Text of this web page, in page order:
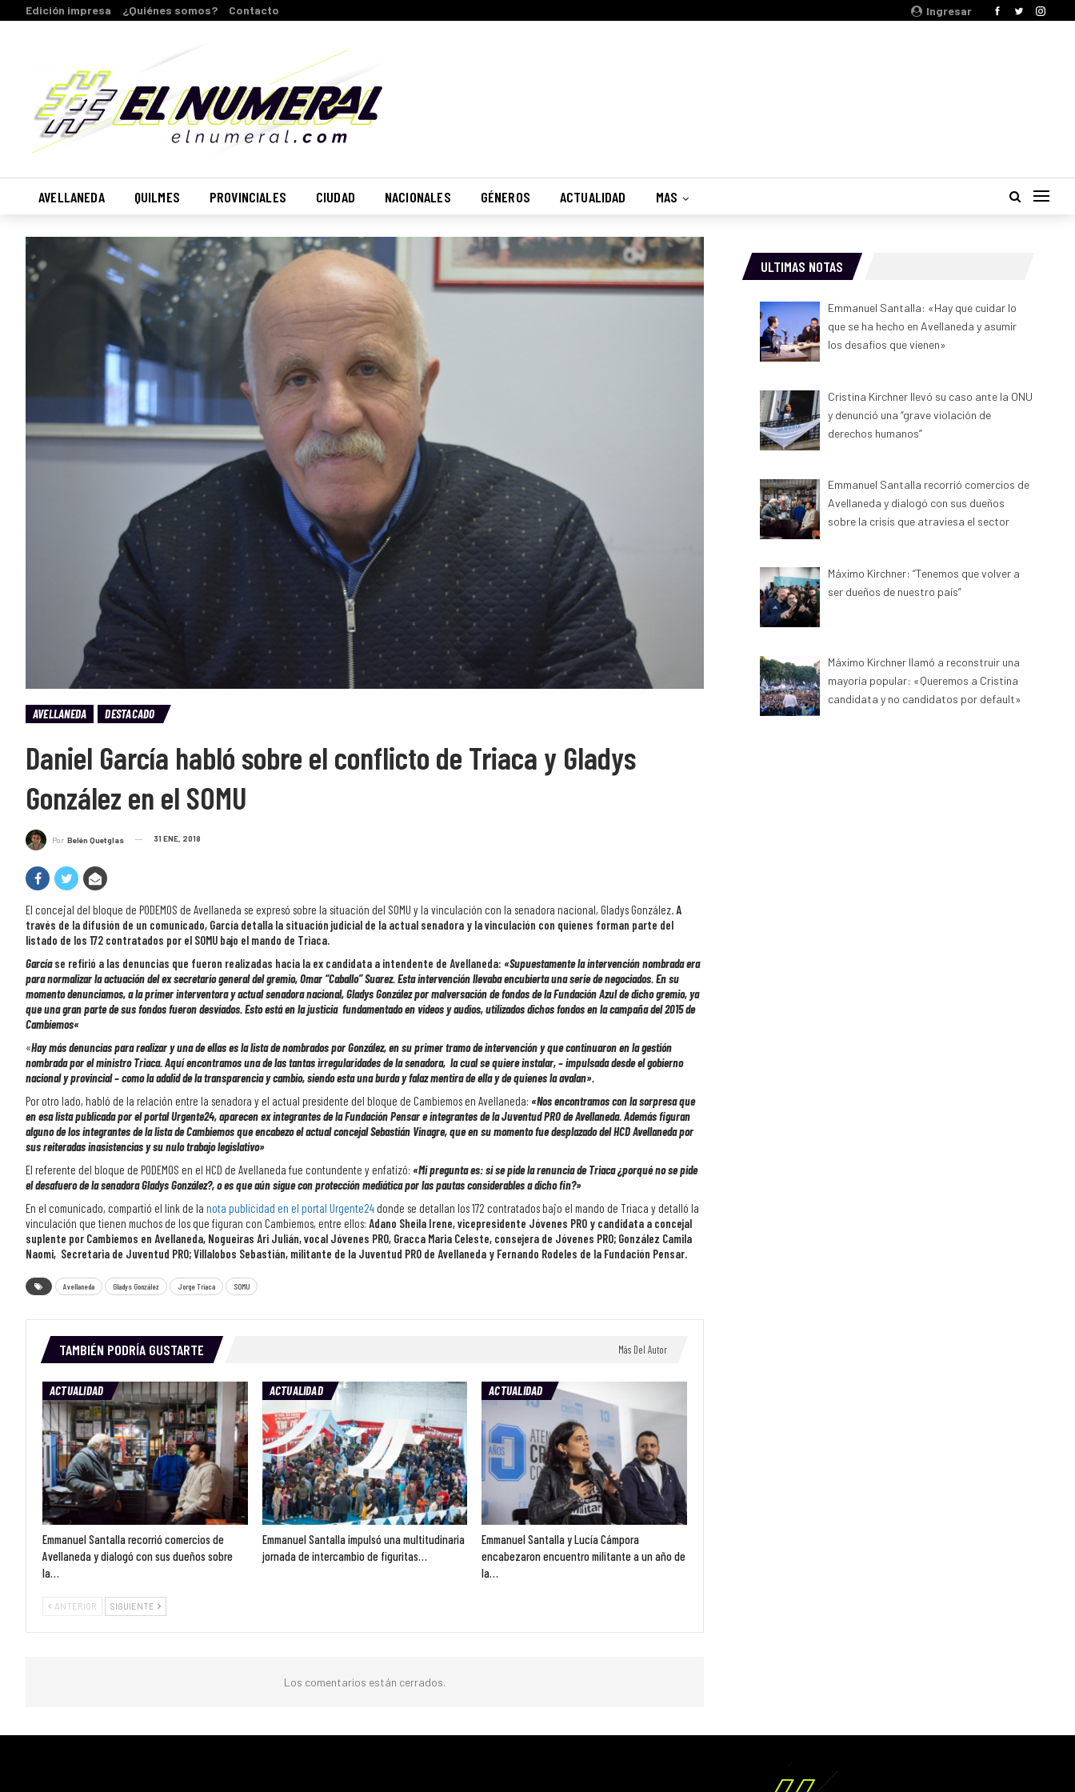
Ingresar
Edición impresa ¿Quiénes somos? Contacto
AVELLANEDA QUILMES PROVINCIALES CIUDAD NACIONALES GÉNEROS ACTUALIDAD MAS
AVELLANEDA DESTACADO
Daniel García habló sobre el conflicto de Triaca y Gladys
González en el SOMU
Por Belén Quetglas 31 ENE, 2018
El concejal del bloque de PODEMOS de Avellaneda se expresó sobre la situación del SOMU y la vinculación con la senadora nacional, Gladys González.A
través de la difusión de un comunicado, García detalla la situación judicial de la actual senadora y la vinculación con quienes forman parte del
listado de los 172 contratados por el SOMU bajo el mando de Triaca.
Garcíase refirió a las denuncias que fueron realizadas hacia la ex candidata a intendente de Avellaneda: «Supuestamente la intervención nombrada era
para normalizar la actuación del ex secretario general del gremio, Omar “Caballo” Suarez. Esta intervención llevaba encubierta una serie de negociados. En su
momento denunciamos, a la primer interventora y actual senadora nacional, Gladys González por malversación de fondos de la Fundación Azul de dicho gremio, ya
que una gran parte de sus fondos fueron desviados.Esto está en la justicia fundamentado en videos y audios, utilizados dichos fondos en la campaña del 2015 de
Cambiemos«
«Hay más denuncias para realizar y una de ellas es la lista de nombrados por González, en su primer tramo de intervención yquecontinuaron en la gestión
nombrada por el ministro Triaca. Aquí encontramos una de las tantas irregularidades de la senadora, la cual se quiere instalar, – impulsada desde el gobierno
nacional y provincial – como la adalid de la transparencia y cambio, siendo esta una burda y falaz mentira de ella y de quienes la avalan».
Por otro lado, habló de la relación entre la senadora y el actual presidente del bloque de Cambiemos en Avellaneda: «Nos encontramos con la sorpresa que
en esa lista publicada por el portal Urgente24, aparecen ex integrantes de la Fundación Pensar e integrantes de la Juventud PRO de Avellaneda. Además figuran
alguno de los integrantes de la lista deCambiemosque encabezo el actual concejal Sebastián Vinagre,que en su momento fue desplazado del HCD Avellaneda por
sus reiteradas inasistencias y su nulo trabajo legislativo»
El referente del bloque de PODEMOS en el HCD de Avellaneda fue contundente y enfatizó: «Mi pregunta es: si se pide la renuncia de Triaca ¿porqué no se pide
el desafuero de la senadora Gladys González?, o es que aún sigue con protección mediática por las pautas considerables a dicho fin?»
En el comunicado, compartió el link de la nota publicidad en el portal Urgente24donde se detallan los 172 contratados bajo el mando de Triaca y detalló la
vinculación que tienen muchos de los que figuran con Cambiemos, entre ellos: Adano Sheila Irene, vicepresidente Jóvenes PRO y candidata a concejal
suplente por Cambiemos en Avellaneda, Nogueiras Ari Julián, vocal Jóvenes PRO, Gracca Maria Celeste, consejera de Jóvenes PRO; González Camila
Naomi, Secretaria de Juventud PRO; Villalobos Sebastián, militante de la Juventud PRO de Avellaneda y Fernando Rodeles de la Fundación Pensar.
Avellaneda Gladys González Jorge Triaca SOMU
TAMBIÉN PODRÍA GUSTARTE Más Del Autor
ACTUALIDAD
Emmanuel Santalla recorrió comercios de
Avellaneda y dialogó con sus dueños sobre
la…
ACTUALIDAD
Emmanuel Santalla impulsó una multitudinaria
jornada de intercambio de figuritas…
ACTUALIDAD
Emmanuel Santalla y Lucía Cámpora
encabezaron encuentro militante a un año de
la…
ANTERIOR SIGUIENTE
Los comentarios están cerrados.
ULTIMAS NOTAS
Emmanuel Santalla: «Hay que cuidar lo
que se ha hecho en Avellaneda y asumir
los desafíos que vienen»
Cristina Kirchner llevó su caso ante la ONU
y denunció una “grave violación de
derechos humanos”
Emmanuel Santalla recorrió comercios de
Avellaneda y dialogó con sus dueños
sobre la crisis que atraviesa el sector
Máximo Kirchner: “Tenemos que volver a
ser dueños de nuestro país”
Máximo Kirchner llamó a reconstruir una
mayoría popular: «Queremos a Cristina
candidata y no candidatos por default»